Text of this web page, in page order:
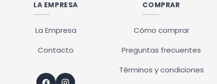
LA EMPRESA
La Empresa
Contacto
COMPRAR
Cómo comprar
Preguntas frecuentes
Términos y condiciones